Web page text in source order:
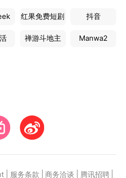
红果免费短剧 抖音
禅游斗地主 Manwa2
服务条款 商务洽谈 腾讯招聘